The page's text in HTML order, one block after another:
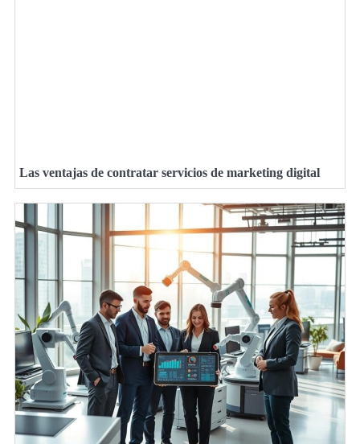
Las ventajas de contratar servicios de marketing digital